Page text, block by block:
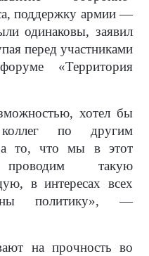
поддержку армии —
одинаковы, заявил
перед участниками
«Территория
хотел бы
по другим
то, что мы в этот
такую
в интересах всех
политику», —
на прочность во